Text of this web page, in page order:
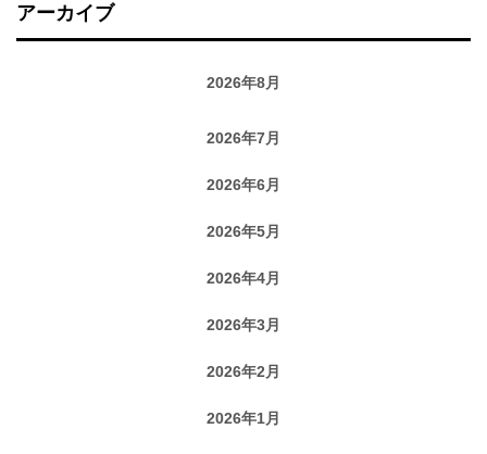
アーカイブ
2026年8月
2026年7月
2026年6月
2026年5月
2026年4月
2026年3月
2026年2月
2026年1月